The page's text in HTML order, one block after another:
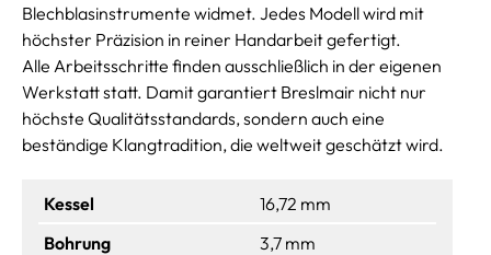
Blechblasinstrumente widmet. Jedes Modell wird mit
höchster Präzision in reiner Handarbeit gefertigt.
Alle Arbeitsschritte finden ausschließlich in der eigenen
Werkstatt statt. Damit garantiert Breslmair nicht nur
höchste Qualitätsstandards, sondern auch eine
beständige Klangtradition, die weltweit geschätzt wird.
Kessel
16,72 mm
Bohrung
3,7 mm